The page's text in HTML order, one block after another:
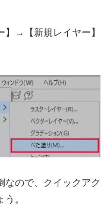
】→【新規レイヤー】
なので、クイックアク
。